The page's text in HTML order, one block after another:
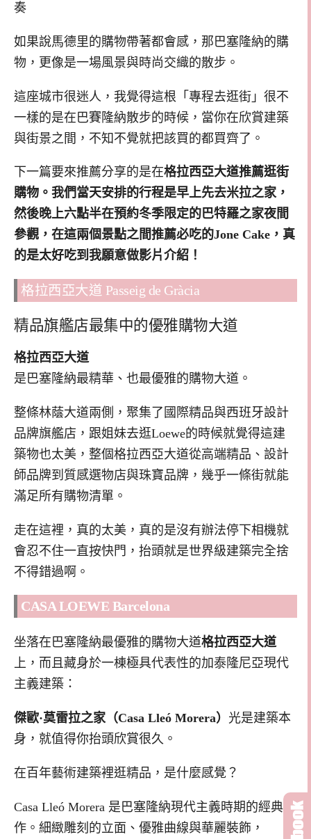
奏
如果說馬德里的購物帶著都會感，那巴塞隆納的購
物，更像是一場風景與時尚交織的散步。
這座城市很迷人，我覺得這根「專程去逛街」很不
一樣的是在巴賽隆納散步的時候，當你在欣賞建築
與街景之間，不知不覺就把該買的都買齊了。
下一篇要來推薦分享的是在格拉西亞大道推薦逛街
購物。我們當天安排的行程是早上先去米拉之家，
然後晚上六點半在預約冬季限定的巴特羅之家夜間
參觀，在這兩個景點之間推薦必吃的Jone Cake，真
的是太好吃到我願意做影片介紹！
格拉西亞大道 Passeig de Gràcia
精品旗艦店最集中的優雅購物大道
格拉西亞大道
是巴塞隆納最精華、也最優雅的購物大道。
整條林蔭大道兩側，聚集了國際精品與西班牙設計
品牌旗艦店，跟姐妹去逛Loewe的時候就覺得這建
築物也太美，整個格拉西亞大道從高端精品、設計
師品牌到質感選物店與珠寶品牌，幾乎一條街就能
滿足所有購物清單。
走在這裡，真的太美，真的是沒有辦法停下相機就
會忍不住一直按快門，抬頭就是世界級建築完全捨
不得錯過啊。
CASA LOEWE Barcelona
坐落在巴塞隆納最優雅的購物大道格拉西亞大道
上，而且藏身於一棟極具代表性的加泰隆尼亞現代
主義建築：
傑歐·莫雷拉之家（Casa Lleó Morera） 光是建築本
身，就值得你抬頭欣賞很久。
在百年藝術建築裡逛精品，是什麼感覺？
Casa Lleó Morera 是巴塞隆納現代主義時期的經典之
作。細緻雕刻的立面、優雅曲線與華麗裝飾，